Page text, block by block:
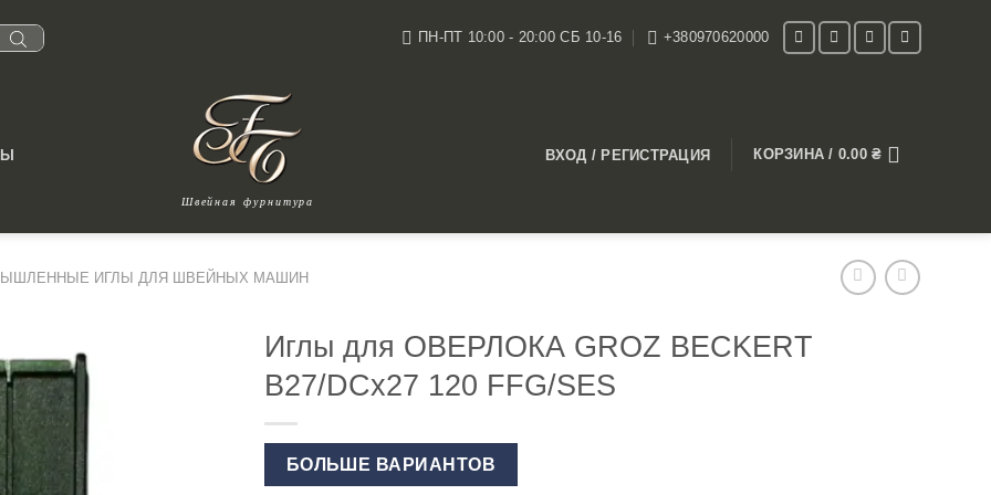
ПН-ПТ 10:00 - 20:00 СБ 10-16 +380970620000
Швейная фурнитура
ВХОД / РЕГИСТРАЦИЯ КОРЗИНА / 0.00₴
ИГЛЫ ДЛЯ ШВЕЙНЫХ МАШИН
Иглы для ОВЕРЛОКА GROZ BECKERT
B27/DCx27 120 FFG/SES
БОЛЬШЕ ВАРИАНТОВ